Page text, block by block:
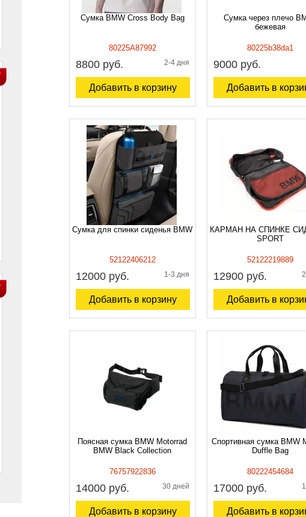
Сумка BMW Cross Body Bag
80225A87992
8800 руб. 2-4 дня
Добавить в корзину
Сумка через плечо
бежевая
80225b38da1
9000 руб.
Добавить в
Сумка для спинки сиденья BMW
52122406212
12000 руб. 1-3 дня
Добавить в корзину
КАРМАН НА СПИНКЕ
SPORT
52122219889
12900 руб.
Добавить в
Поясная сумка BMW Motorrad
BMW Black Collection
76757922836
14000 руб. 30 дней
Добавить в корзину
Спортивная сумка BMW
Duffle Bag
80222454684
17000 руб.
Добавить в